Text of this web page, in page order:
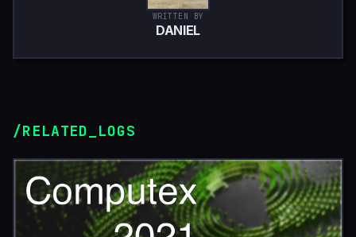
WRITTEN BY
DANIEL
/RELATED_LOGS